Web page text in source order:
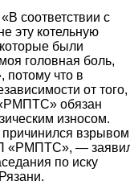
соответствии с
эту котельную
были
головная боль,
что в
от того,
обязан
износом.
взрывом
«РМПТС», —
по иску